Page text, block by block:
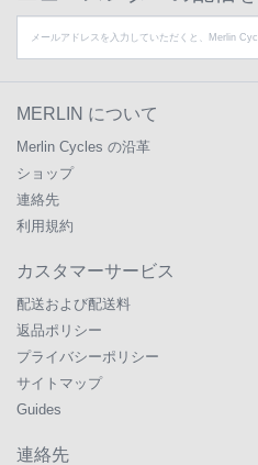
MERLIN について
Merlin Cycles の沿革
ショップ
連絡先
利用規約
カスタマーサービス
配送および配送料
返品ポリシー
プライバシーポリシー
サイトマップ
Guides
連絡先